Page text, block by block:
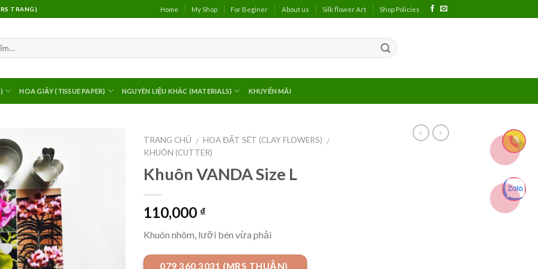
TRANG) Home My Shop For Beginer About us Silk flower Art Shop Policies
HOA GIẤY (TISSUE PAPER) NGUYÊN LIỆU KHÁC (MATERIALS) KHUYẾN MÃI
TRANG CHỦ / HOA ĐẤT SÉT (CLAY FLOWERS) /
KHUÔN (CUTTER)
Khuôn VANDA Size L
110,000 ₫
Khuôn nhôm, lưỡi bén vừa phải
079 360 3031 (MRS THUẬN)